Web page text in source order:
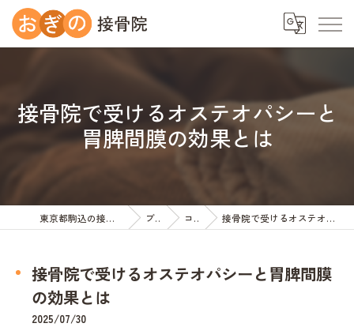
接骨院で受けるオステオパシーと
胃脾間膜の効果とは
東京都駒込の接骨院ならおぎの接骨院 ブログ コラム 接骨院で受けるオステオパシーと胃脾間膜の効果とは
接骨院で受けるオステオパシーと胃脾間膜
の効果とは
2025/07/30